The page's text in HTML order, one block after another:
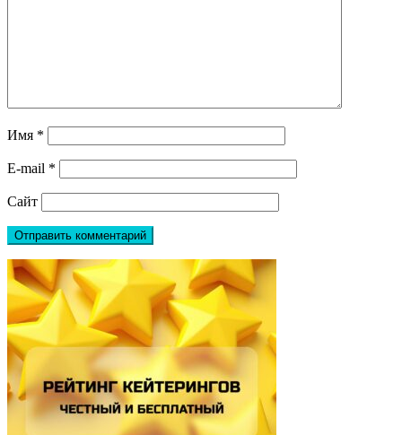
Имя *
E-mail *
Сайт